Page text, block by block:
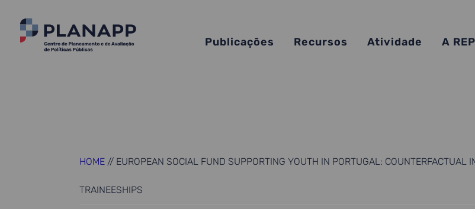
Publicações Recursos Atividade A
HOME // EUROPEAN SOCIAL FUND SUPPORTING YOUTH IN PORTUGAL: COUNTERFACTUAL
TRAINEESHIPS